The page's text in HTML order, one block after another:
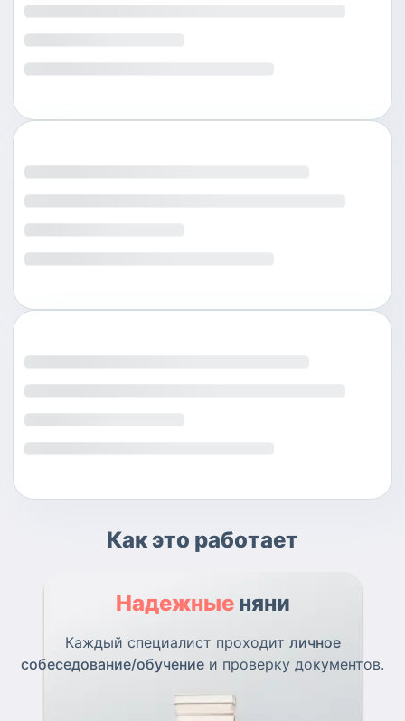
Как это работает
Надежные няни
Каждый специалист проходит личное
собеседование/обучение и проверку документов.